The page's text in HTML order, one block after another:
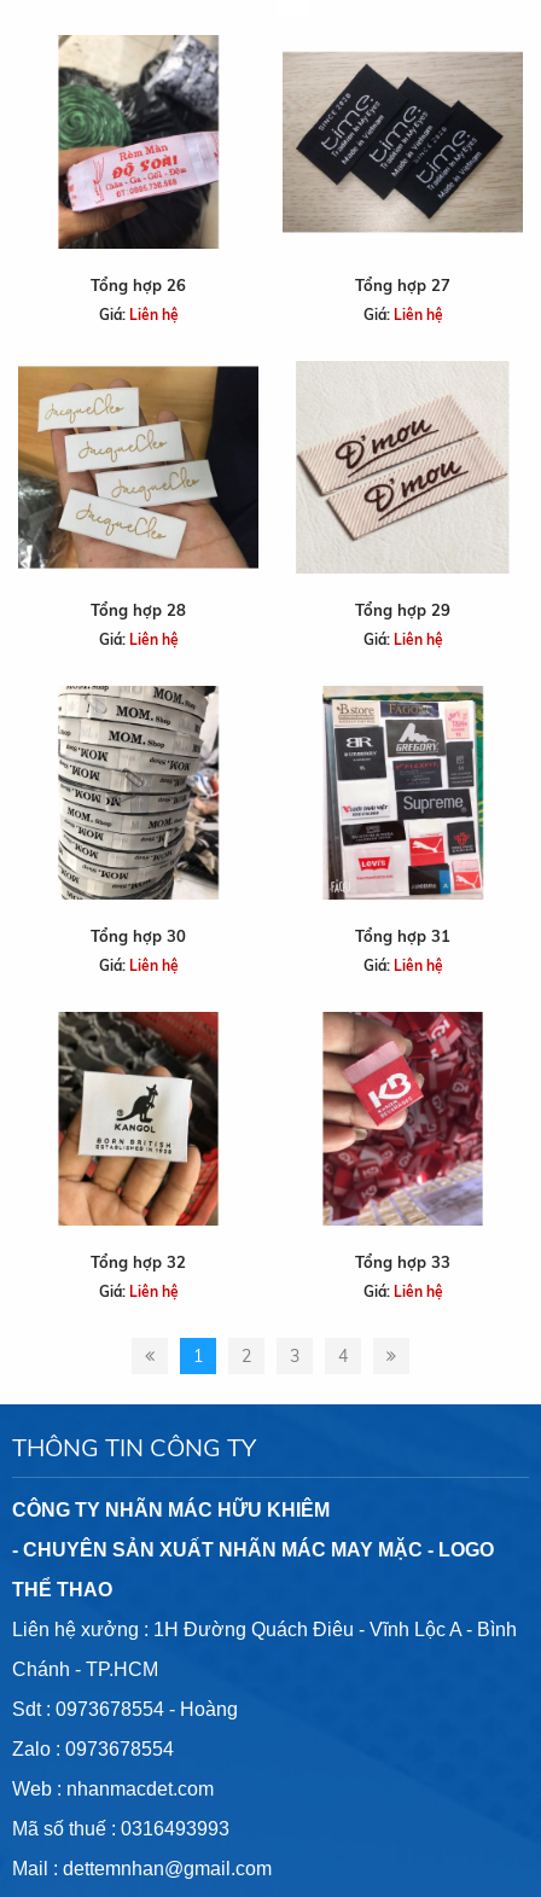
Tổng hợp 26
Giá: Liên hệ
Tổng hợp 27
Giá: Liên hệ
Tổng hợp 28
Giá: Liên hệ
Tổng hợp 29
Giá: Liên hệ
Tổng hợp 30
Giá: Liên hệ
Tổng hợp 31
Giá: Liên hệ
Tổng hợp 32
Giá: Liên hệ
Tổng hợp 33
Giá: Liên hệ
1 2 3 4
THÔNG TIN CÔNG TY
CÔNG TY NHÃN MÁC HỮU KHIÊM
- CHUYÊN SẢN XUẤT NHÃN MÁC MAY MẶC - LOGO
THỂ THAO
Liên hệ xưởng : 1H Đường Quách Điêu - Vĩnh Lộc A - Bình
Chánh - TP.HCM
Sdt : 0973678554 - Hoàng
Zalo : 0973678554
Web : nhanmacdet.com
Mã số thuế : 0316493993
Mail : dettemnhan@gmail.com